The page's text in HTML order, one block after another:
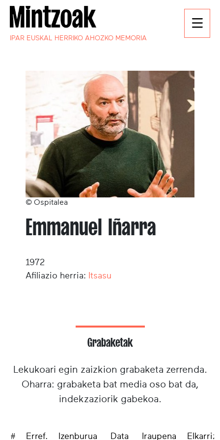
IPAR EUSKAL HERRIKO AHOZKO MEMORIA
© Ospitalea
Emmanuel Iñarra
1972
Afiliazio herria: Itsasu
Grabaketak
Lekukoari egin zaizkion grabaketa zerrenda.
Oharra: grabaketa bat media oso bat da,
indekzaziorik gabekoa.
# Erref. Izenburua Data Iraupena